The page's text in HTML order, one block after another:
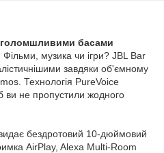
басами
музика чи ігри? JBL Bar
завдяки об'ємному
Технологія PureVoice
ви не пропустили жодного
видає бездротовий 10-дюймовий
AirPlay, Alexa Multi-Room